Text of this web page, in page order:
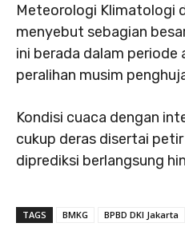
Meteorologi Klimatologi
menyebut sebagian
ini berada dalam periode
peralihan musim
Kondisi cuaca dengan
cukup deras disertai
diprediksi berlangsung
TAGS BMKG BPBD DKI Jakarta